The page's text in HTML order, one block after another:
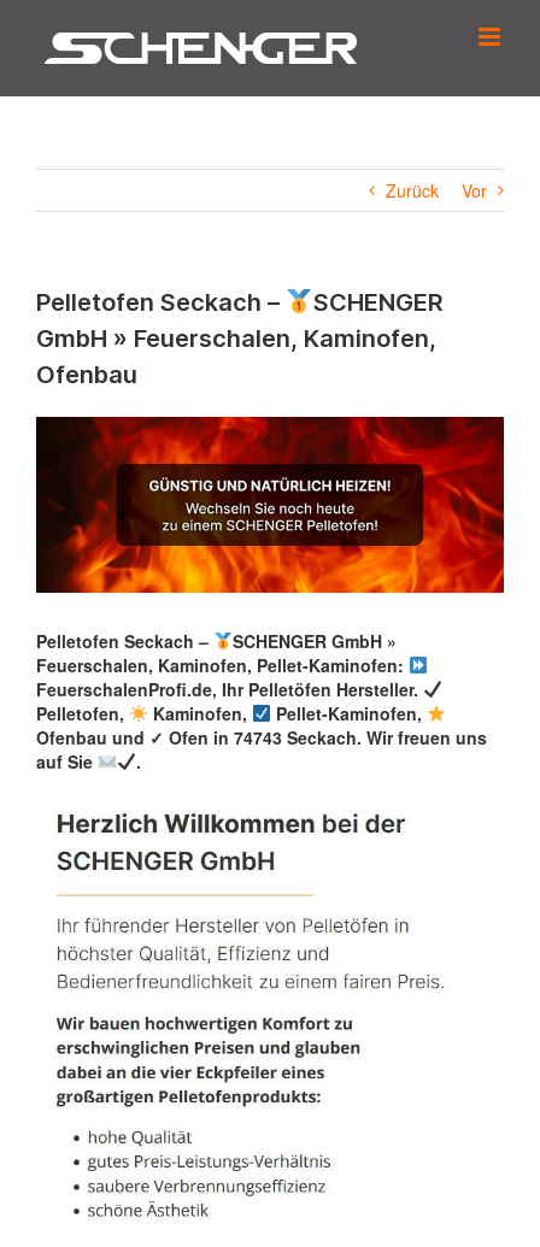
springen
Zurück Vor
Pelletofen Seckach –
SCHENGER
GmbH » Feuerschalen, Kaminofen,
Ofenbau
Pelletofen Seckach –
SCHENGER GmbH »
Feuerschalen, Kaminofen, Pellet-Kaminofen:
FeuerschalenProfi.de, Ihr Pelletöfen Hersteller.
Pelletofen,
Kaminofen,
Pellet-Kaminofen,
Ofenbau und ✓ Ofen in 74743 Seckach. Wir freuen uns
auf Sie
.